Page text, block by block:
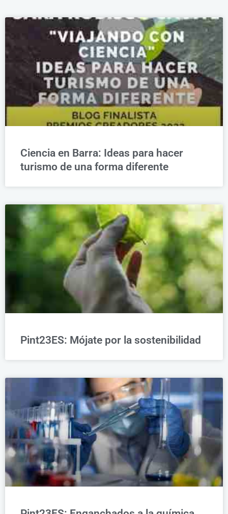
Ciencia en Barra: Ideas para hacer
turismo de una forma diferente
Pint23ES: Mójate por la sostenibilidad